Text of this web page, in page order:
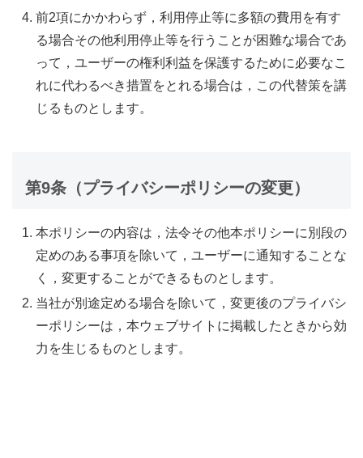
前2項にかかわらず，利用停止等に多額の費用を有す
る場合その他利用停止等を行うことが困難な場合であ
って，ユーザーの権利利益を保護するために必要なこ
れに代わるべき措置をとれる場合は，この代替策を講
じるものとします。
第9条（プライバシーポリシーの変更）
本ポリシーの内容は，法令その他本ポリシーに別段の
定めのある事項を除いて，ユーザーに通知することな
く，変更することができるものとします。
当社が別途定める場合を除いて，変更後のプライバシ
ーポリシーは，本ウェブサイトに掲載したときから効
力を生じるものとします。